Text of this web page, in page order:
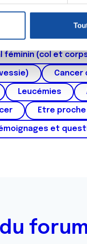
à partir de la
celles-ci avec
services.
Cancer du sein
féminin (col et
Cancer
Leucémies
Etre
et